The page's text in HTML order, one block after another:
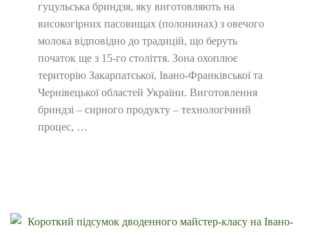
гуцульська бриндзя, яку виготовляють на
високогірних пасовищах (полонинах) з овечого
молока відповідно до традицій, що беруть
початок ще з 15-го століття. Зона охоплює
територію Закарпатської, Івано-Франківської та
Чернівецької областей України. Виготовлення
бриндзі – сирного продукту – технологічний
процес, …